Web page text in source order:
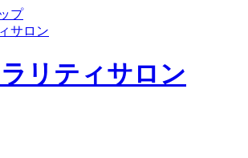
プ
リティサロン